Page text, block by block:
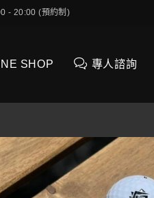
- 20:00 (預約制)
SHOP 專人諮詢